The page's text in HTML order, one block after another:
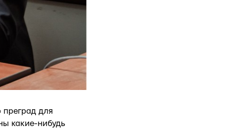
преград для
какие-нибудь